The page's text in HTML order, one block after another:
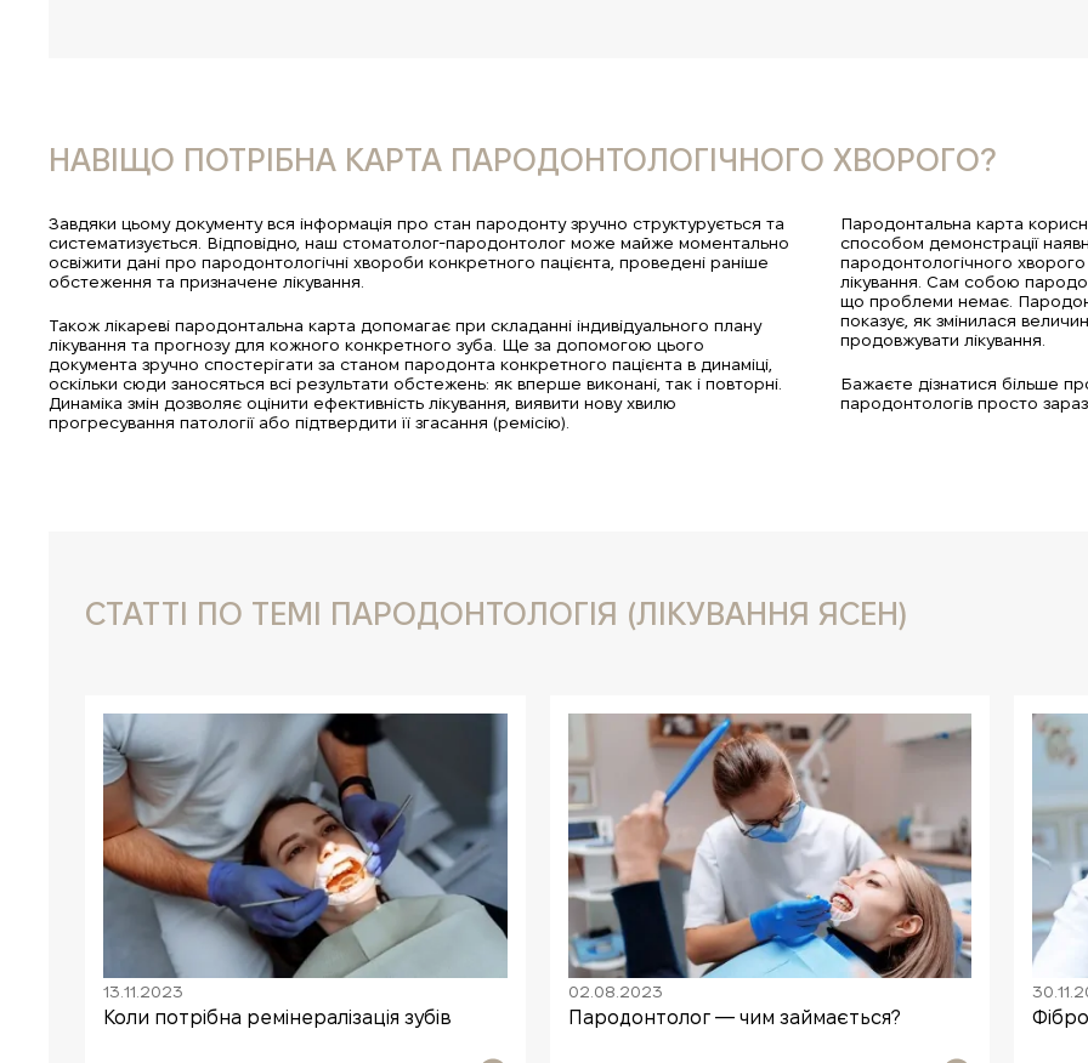
НАВІЩО ПОТРІБНА КАРТА ПАРОДОНТОЛОГІЧНОГО ХВОРОГО?
Завдяки цьому документу вся інформація про стан пародонту зручно структурується та
систематизується. Відповідно, наш стоматолог-пародонтолог може майже моментально
освіжити дані про пародонтологічні хвороби конкретного пацієнта, проведені раніше
обстеження та призначене лікування.
Також лікареві пародонтальна карта допомагає при складанні індивідуального плану
лікування та прогнозу для кожного конкретного зуба. Ще за допомогою цього
документа зручно спостерігати за станом пародонта конкретного пацієнта в динаміці,
оскільки сюди заносяться всі результати обстежень: як вперше виконані, так і повторні.
Динаміка змін дозволяє оцінити ефективність лікування, виявити нову хвилю
прогресування патології або підтвердити її згасання (ремісію).
Пародонтальна карта
способом демонстрації
пародонтологічного
лікування. Сам собою
що проблеми немає.
показує, як змінилася
продовжувати лікування.
Бажаєте дізнатися більше
пародонтологів просто
СТАТТІ ПО ТЕМІ ПАРОДОНТОЛОГІЯ (ЛІКУВАННЯ ЯСЕН)
13.11.2023
Коли потрібна ремінералізація зубів
02.08.2023
Пародонтолог — чим займається?